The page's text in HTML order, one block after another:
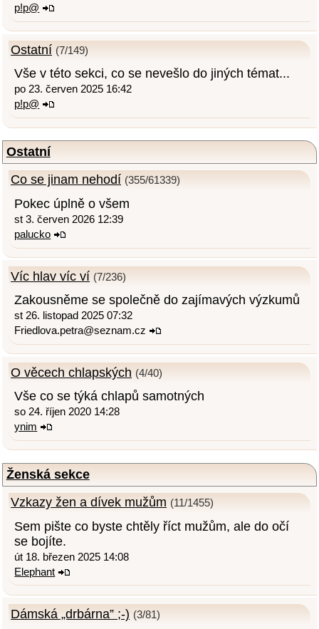
p!p@
Ostatní (7/149)
Vše v této sekci, co se nevešlo do jiných témat...
po 23. červen 2025 16:42
p!p@
Ostatní
Co se jinam nehodí (355/61339)
Pokec úplně o všem
st 3. červen 2026 12:39
palucko
Víc hlav víc ví (7/236)
Zakousněme se společně do zajímavých výzkumů
st 26. listopad 2025 07:32
Friedlova.petra@seznam.cz
O věcech chlapských (4/40)
Vše co se týká chlapů samotných
so 24. říjen 2020 14:28
ynim
Ženská sekce
Vzkazy žen a dívek mužům (11/1455)
Sem pište co byste chtěly říct mužům, ale do očí
se bojíte.
út 18. březen 2025 14:08
Elephant
Dámská „drbárna” ;-) (3/81)